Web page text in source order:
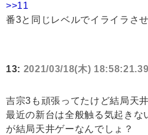
>>11
番3と同じレベルでイライラさ
13: 2021/03/18(木)
吉宗3も頑張ってたけど結局天
最近の新台は全般触る気起きな
が結局天井ゲーなんでしょ？